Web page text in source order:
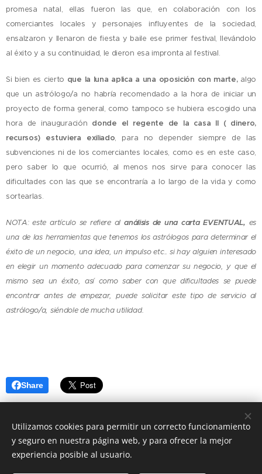
promesa natal, ellas fueron las que, en colaboración con los
comerciantes locales y personajes influyentes de la sociedad,
ensalzaron y llenaron de fiesta y baile ese primer festival, llevándolo
al éxito y a su continuidad, le dieron esa impronta al festival.
Si bien es cierto que la luna aplica a una oposición con marte, algo
que un astrólogo/a no habría recomendado a la hora de iniciar un
proyecto de forma general, como tampoco se hubiera escogido una
hora de inauguración donde el regente de la casa II ( dinero,
recursos) estuviera exiliado, para no depender siempre de las
subvenciones ni de los comerciantes locales, como es en este caso,
pero saber lo que ocurrió, al menos nos sirve para conocer las
dificultades con las que se encontraría a lo largo de la vida y como
sortearlas.
NOTA: este artículo se refiere alanálisis de una carta EVENTUAL, es
una de las herramientas que tenemos los astrólogos para determinar el
éxito de un negocio, una idea, un impulso etc.. si hay alguien interesado
en elegir un momento adecuado para comenzar su negocio, y que el
mismo sea un éxito, así como saber con que dificultades se puede
encontrar antes de empezar, puede solicitar este tipo de servicio al
astrólogo/a, siéndole de mucha utilidad.
Share
info@astro-ideas.com Lourdes Muñoz todos los derechos
Utilizamos cookies para permitir un correcto funcionamiento
y seguro en nuestra página web, y para ofrecer la mejor
experiencia posible al usuario.